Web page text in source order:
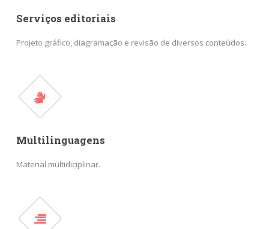
Serviços editoriais
Projeto gráfico, diagramação e revisão de diversos conteúdos.
Multilinguagens
Material multidiciplinar.